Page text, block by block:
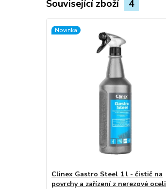
Související zboží 4
Novinka
Clinex Gastro Steel 1 l - čistič na
povrchy a zařízení z nerezové oceli